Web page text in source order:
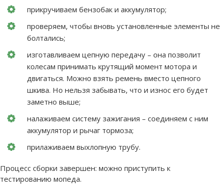
прикручиваем бензобак и аккумулятор;
проверяем, чтобы вновь установленные элементы не
болтались;
изготавливаем цепную передачу – она позволит
колесам принимать крутящий момент мотора и
двигаться. Можно взять ремень вместо цепного
шкива. Но нельзя забывать, что и износ его будет
заметно выше;
налаживаем систему зажигания – соединяем с ним
аккумулятор и рычаг тормоза;
прилаживаем выхлопную трубу.
Процесс сборки завершен: можно приступить к
тестированию мопеда.